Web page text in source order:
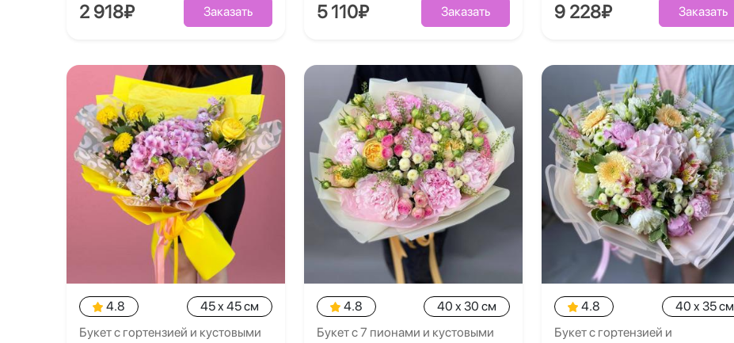
2 918₽ Заказать 5 110₽ Заказать 9 228₽ Заказать
4.8
45 x 45 см
Букет с гортензией и кустовыми
4.8
40 x 30 см
Букет с 7 пионами и кустовыми
4.8
40 x 35 см
Букет с гортензией и